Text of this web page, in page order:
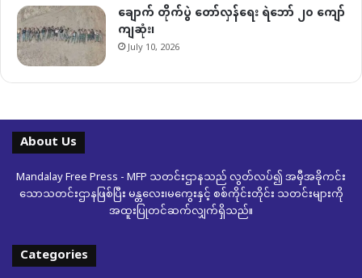
ချောက် တိုက်ပွဲ တော်လှန်ရေး ရဲဘော် ၂၀ ကျော်
ကျဆုံး၊
July 10, 2026
About Us
Mandalay Free Press - MFP သတင်းဌာနသည် လွတ်လပ်၍ အမှီအခိုကင်း
သောသတင်းဌာနဖြစ်ပြီး မန္တလေး၊မကွေးနှင့် စစ်ကိုင်းတိုင်း သတင်းများကို
အထူးပြုတင်ဆက်လျှက်ရှိသည်။
Categories